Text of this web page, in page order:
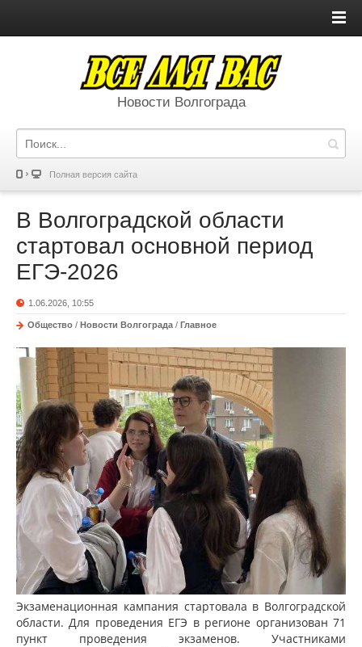
Новости Волгограда
Полная версия сайта
В Волгоградской области
стартовал основной период
ЕГЭ-2026
1.06.2026, 10:55
Общество / Новости Волгограда / Главное
Экзаменационная кампания стартовала в Волгоградской
области. Для проведения ЕГЭ в регионе организован 71
пункт проведения экзаменов. Участниками